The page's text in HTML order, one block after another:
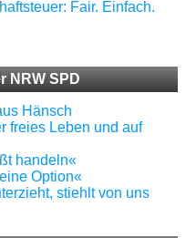
Fair. Einfach.
NRW SPD
Hänsch
freies Leben und auf
handeln«
Option«
stiehlt von uns